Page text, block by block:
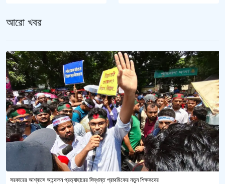
আরো খবর
সরকারের আশ্বাসে আন্দোলন প্রত্যাহারের সিদ্ধান্ত প্রাথমিকের নতুন শিক্ষকদের